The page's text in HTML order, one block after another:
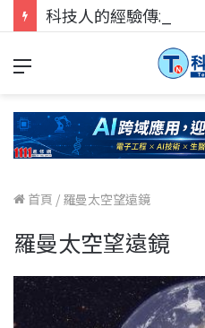
首頁 / 羅曼太空望遠鏡
羅曼太空望遠鏡